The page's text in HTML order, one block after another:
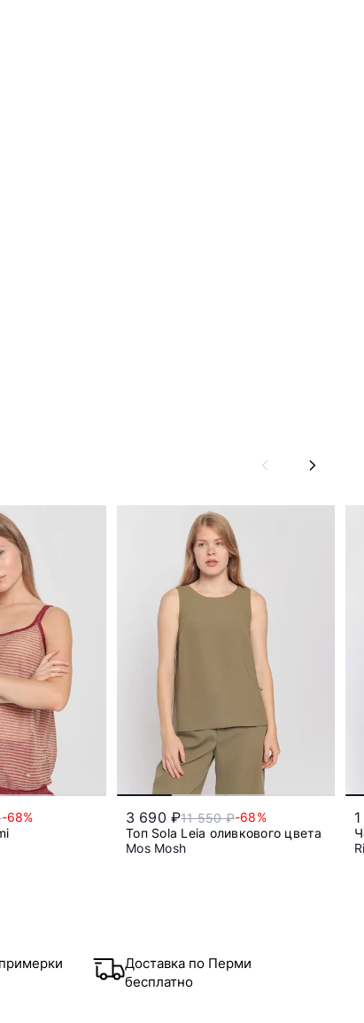
-68%
3 690 ₽11 550 ₽-68%
Топ Sola Leia оливкового цвета
Mos Mosh
Доставка по Перми
бесплатно